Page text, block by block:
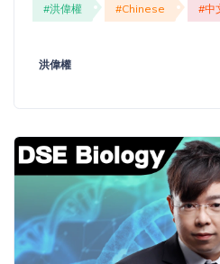
#洪偉權 #Chinese #中
洪偉權